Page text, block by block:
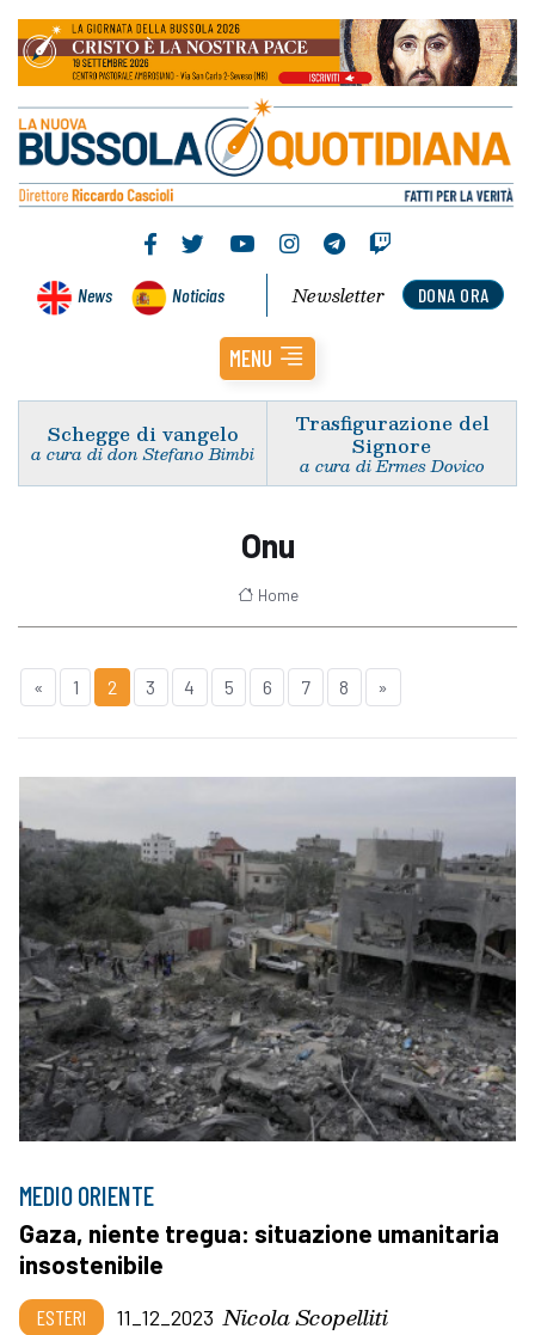
News Noticias DONA ORA
Newsletter
MENU
Schegge di vangelo
a cura di don Stefano Bimbi
Trasfigurazione del
Signore
a cura di Ermes Dovico
Onu
Home
« 1 2 3 4 5 6 7 8 »
MEDIO ORIENTE
Gaza, niente tregua: situazione umanitaria
insostenibile
ESTERI 11_12_2023 Nicola Scopelliti